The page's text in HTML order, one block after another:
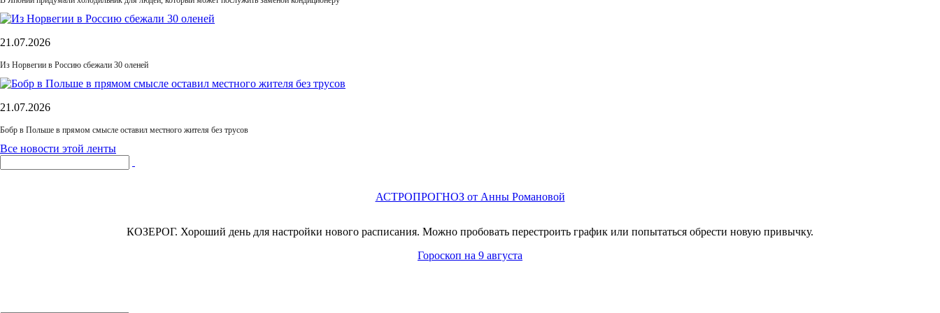
21.07.2026
Из Норвегии в Россию сбежали 30 оленей
21.07.2026
Бобр в Польше в прямом смысле оставил местного жителя без трусов
Все новости этой ленты
АСТРОПРОГНОЗ от Анны Романовой
КОЗЕРОГ. Хороший день для настройки нового расписания. Можно пробовать перестроить график или попытаться обрести новую привычку.
Гороскоп на 9 августа